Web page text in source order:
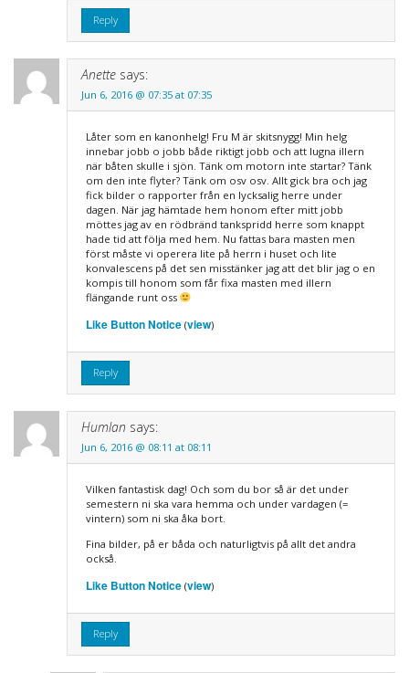
Reply
Anette says:
Jun 6, 2016 @ 07:35 at 07:35
Låter som en kanonhelg! Fru M är skitsnygg! Min helg
innebar jobb o jobb både riktigt jobb och att lugna illern
när båten skulle i sjön. Tänk om motorn inte startar? Tänk
om den inte flyter? Tänk om osv osv. Allt gick bra och jag
fick bilder o rapporter från en lycksalig herre under
dagen. När jag hämtade hem honom efter mitt jobb
möttes jag av en rödbränd tankspridd herre som knappt
hade tid att följa med hem. Nu fattas bara masten men
först måste vi operera lite på herrn i huset och lite
konvalescens på det sen misstänker jag att det blir jag o en
kompis till honom som får fixa masten med illern
flängande runt oss
Like Button Notice(view)
Reply
Humlan says:
Jun 6, 2016 @ 08:11 at 08:11
Vilken fantastisk dag! Och som du bor så är det under
semestern ni ska vara hemma och under vardagen (=
vintern) som ni ska åka bort.
Fina bilder, på er båda och naturligtvis på allt det andra
också.
Like Button Notice(view)
Reply